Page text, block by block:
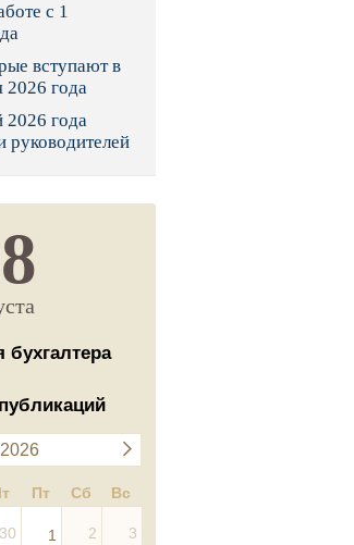
с 1
вступают в
2026 года
2026 года
руководителей
бухгалтера
Пт Сб Вс
30 1 2 3